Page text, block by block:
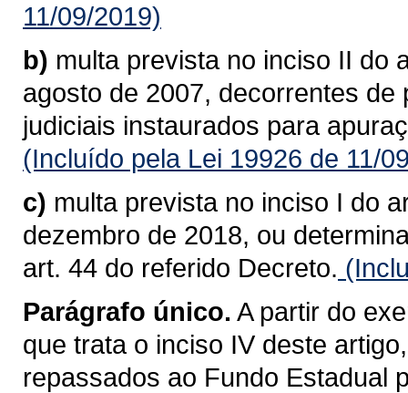
11/09/2019)
b) multa prevista no inciso II do
agosto de 2007, decorrentes
judiciais instaurados para
(Incluído pela Lei 19926 de 11/
c) multa prevista no inciso I do
dezembro de 2018, ou
art. 44 do referido Decreto.
Parágrafo único. A partir do
que trata o inciso IV deste
repassados ao Fundo Estadual